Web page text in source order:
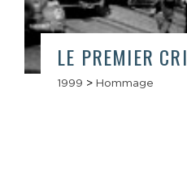
LE PREMIER CRI
1999 > Hommage